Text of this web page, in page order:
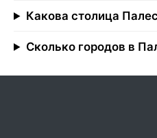
Какова столица
Сколько городов в